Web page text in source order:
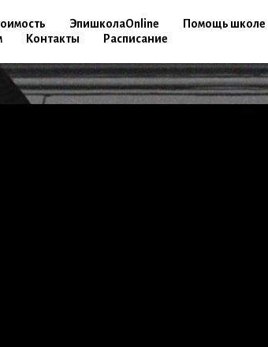
ЭпишколаOnline
Помощь школе
Контакты Расписание